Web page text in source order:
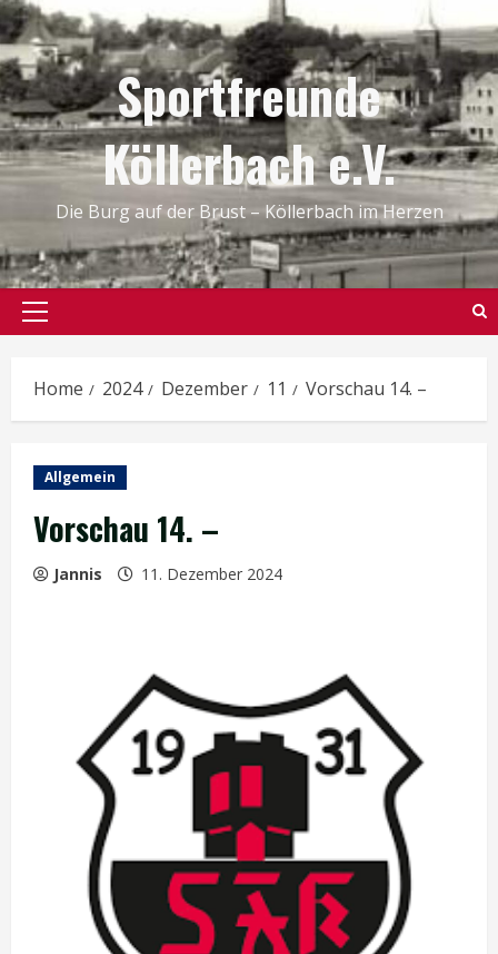
Skip
to
content
Sportfreunde
Köllerbach e.V.
Die Burg auf der Brust – Köllerbach im Herzen
Primary
Home 2024 Dezember 11 Vorschau 14. –
Allgemein
Vorschau 14. –
Jannis 11. Dezember 2024